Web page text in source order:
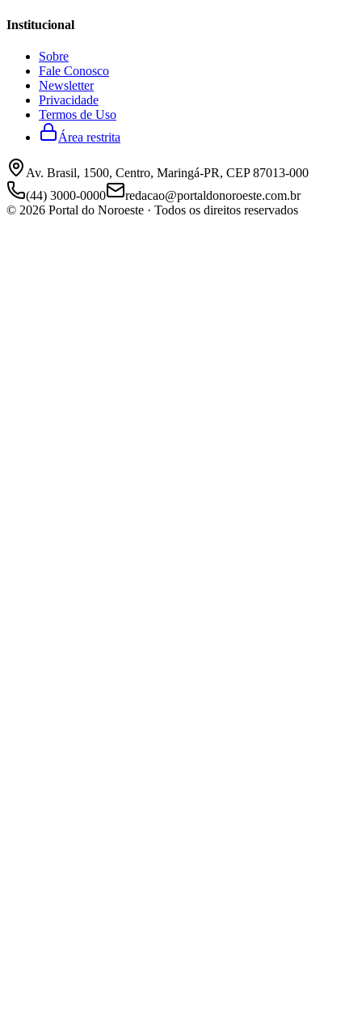
Institucional
Sobre
Fale Conosco
Newsletter
Privacidade
Termos de Uso
Área restrita
Av. Brasil, 1500, Centro, Maringá-PR, CEP 87013-000
(44) 3000-0000
redacao@portaldonoroeste.com.br
© 2026 Portal do Noroeste · Todos os direitos reservados